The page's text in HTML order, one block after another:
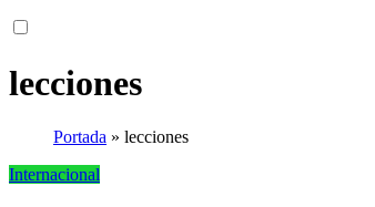
lecciones
Portada » lecciones
Internacional